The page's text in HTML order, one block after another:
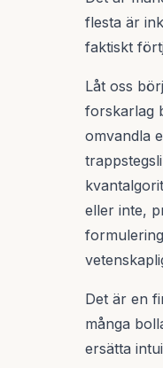
flesta är
faktiskt
Låt oss
forskarlag
omvandla
eller inte,
Det är en
många
ersätta